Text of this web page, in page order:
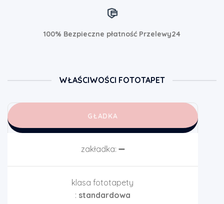
100% Bezpieczne płatność Przelewy24
WŁAŚCIWOŚCI FOTOTAPET
GŁADKA
zakładka: ➖
klasa fototapety
: standardowa